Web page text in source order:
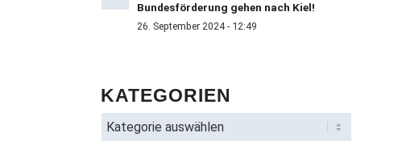
Bundesförderung gehen nach Kiel!
26. September 2024 - 12:49
KATEGORIEN